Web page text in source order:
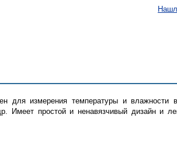
для измерения температуры и влажности
Имеет простой и ненавязчивый дизайн и